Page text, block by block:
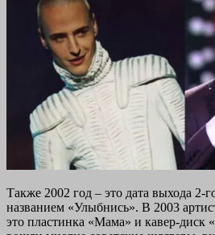
Также 2002 год – это дата выхода 2-
названием «Улыбнись». В 2003
это пластинка «Мама» и кавер-диск